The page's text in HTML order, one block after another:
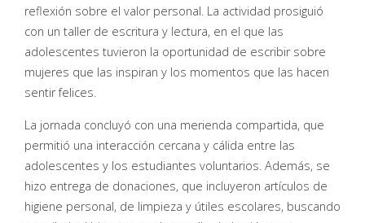
reflexión sobre el valor personal. La actividad prosiguió
con un taller de escritura y lectura, en el que las
adolescentes tuvieron la oportunidad de escribir sobre
mujeres que las inspiran y los momentos que las hacen
sentir felices.
La jornada concluyó con una merienda compartida, que
permitió una interacción cercana y cálida entre las
adolescentes y los estudiantes voluntarios. Además, se
hizo entrega de donaciones, que incluyeron artículos de
higiene personal, de limpieza y útiles escolares, buscando